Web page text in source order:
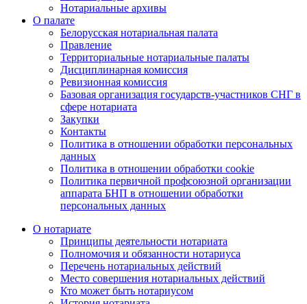
Нотариальные архивы
О палате
Белорусская нотариальная палата
Правление
Территориальные нотариальные палаты
Дисциплинарная комиссия
Ревизионная комиссия
Базовая организация государств-участников СНГ в
сфере нотариата
Закупки
Контакты
Политика в отношении обработки персональных
данных
Политика в отношении обработки cookie
Политика первичной профсоюзной организации
аппарата БНП в отношении обработки
персональных данных
О нотариате
Принципы деятельности нотариата
Полномочия и обязанности нотариуса
Перечень нотариальных действий
Место совершения нотариальных действий
Кто может быть нотариусом